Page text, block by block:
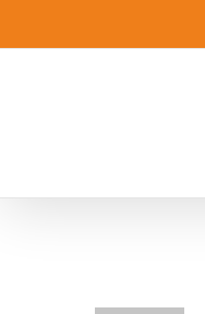
Inhalt